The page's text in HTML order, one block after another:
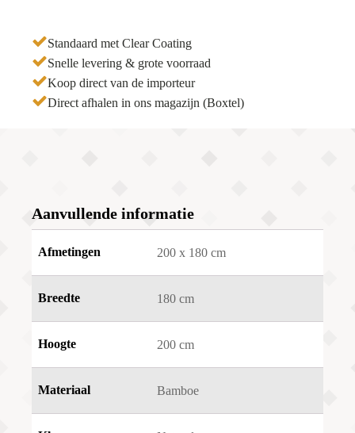
Standaard met Clear Coating
Snelle levering & grote voorraad
Koop direct van de importeur
Direct afhalen in ons magazijn (Boxtel)
Aanvullende informatie
Afmetingen 200 x 180 cm
Breedte 180 cm
Hoogte 200 cm
Materiaal Bamboe